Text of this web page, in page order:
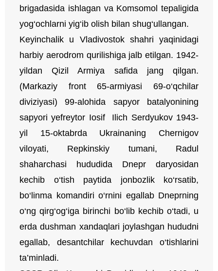
brigadasida ishlagan va Komsomol tepaligida
yog‘ochlarni yig‘ib olish bilan shug‘ullangan.
Keyinchalik u Vladivostok shahri yaqinidagi
harbiy aerodrom qurilishiga jalb etilgan. 1942-
yildan Qizil Armiya safida jang qilgan.
(Markaziy front 65-armiyasi 69-o‘qchilar
diviziyasi) 99-alohida sapyor batalyonining
sapyori yefreytor Iosif Ilich Serdyukov 1943-
yil 15-oktabrda Ukrainaning Chernigov
viloyati, Repkinskiy tumani, Radul
shaharchasi hududida Dnepr daryosidan
kechib o‘tish paytida jonbozlik ko‘rsatib,
bo‘linma komandiri o‘rnini egallab Dneprning
o‘ng qirg‘og‘iga birinchi bo‘lib kechib o‘tadi, u
erda dushman xandaqlari joylashgan hududni
egallab, desantchilar kechuvdan o‘tishlarini
ta’minladi.